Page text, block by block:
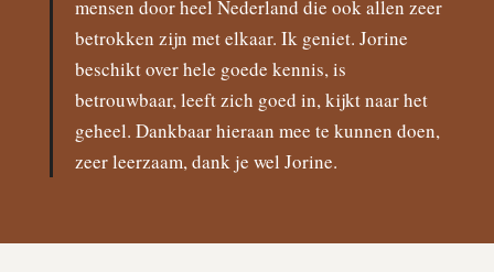
mensen door heel Nederland die ook allen zeer
betrokken zijn met elkaar. Ik geniet. Jorine
beschikt over hele goede kennis, is
betrouwbaar, leeft zich goed in, kijkt naar het
geheel. Dankbaar hieraan mee te kunnen doen,
zeer leerzaam, dank je wel Jorine.